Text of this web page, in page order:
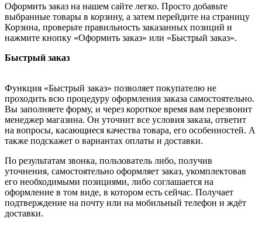
Оформить заказ на нашем сайте легко. Просто добавьте
выбранные товары в корзину, а затем перейдите на страницу
Корзина, проверьте правильность заказанных позиций и
нажмите кнопку «Оформить заказ» или «Быстрый заказ».
Быстрый заказ
Функция «Быстрый заказ» позволяет покупателю не
проходить всю процедуру оформления заказа самостоятельно.
Вы заполняете форму, и через короткое время вам перезвонит
менеджер магазина. Он уточнит все условия заказа, ответит
на вопросы, касающиеся качества товара, его особенностей. А
также подскажет о вариантах оплаты и доставки.
По результатам звонка, пользователь либо, получив
уточнения, самостоятельно оформляет заказ, укомплектовав
его необходимыми позициями, либо соглашается на
оформление в том виде, в котором есть сейчас. Получает
подтверждение на почту или на мобильный телефон и ждёт
доставки.